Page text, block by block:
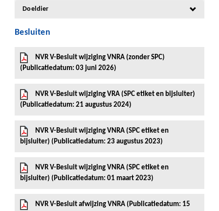
Doeldier
Besluiten
NVR V-Besluit wijziging VNRA (zonder SPC)
(Publicatiedatum: 03 juni 2026)
NVR V-Besluit wijziging VRA (SPC etiket en bijsluiter)
(Publicatiedatum: 21 augustus 2024)
NVR V-Besluit wijziging VNRA (SPC etiket en
bijsluiter) (Publicatiedatum: 23 augustus 2023)
NVR V-Besluit wijziging VNRA (SPC etiket en
bijsluiter) (Publicatiedatum: 01 maart 2023)
NVR V-Besluit afwijzing VNRA (Publicatiedatum: 15